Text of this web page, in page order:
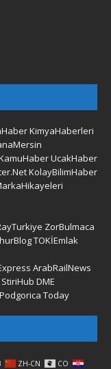
KimyaHaberleri
UcakHaber
KolayBilimHaber
ZorBulmaca
TOKİEmlak
ArabRailNews
StiriHub DME
Podgorica Today
ZH-CN
CO